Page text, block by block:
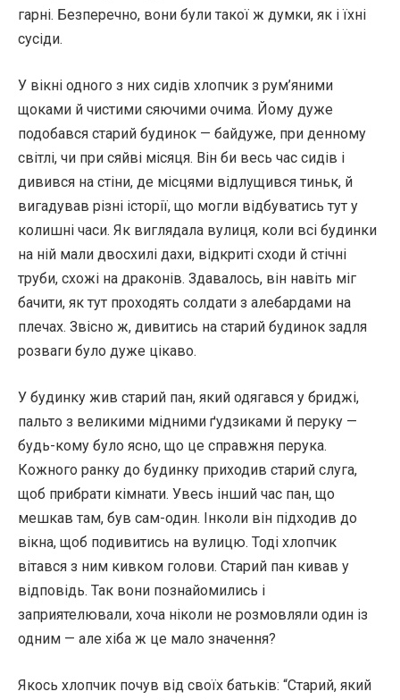
гарні. Безперечно, вони були такої ж думки, як і їхні
сусіди.
У вікні одного з них сидів хлопчик з рум’яними
щоками й чистими сяючими очима. Йому дуже
подобався старий будинок — байдуже, при денному
світлі, чи при сяйві місяця. Він би весь час сидів і
дивився на стіни, де місцями відлущився тиньк, й
вигадував різні історії, що могли відбуватись тут у
колишні часи. Як виглядала вулиця, коли всі будинки
на ній мали двосхилі дахи, відкриті сходи й стічні
труби, схожі на драконів. Здавалось, він навіть міг
бачити, як тут проходять солдати з алебардами на
плечах. Звісно ж, дивитись на старий будинок задля
розваги було дуже цікаво.
У будинку жив старий пан, який одягався у бриджі,
пальто з великими мідними ґудзиками й перуку —
будь-кому було ясно, що це справжня перука.
Кожного ранку до будинку приходив старий слуга,
щоб прибрати кімнати. Увесь інший час пан, що
мешкав там, був сам-один. Інколи він підходив до
вікна, щоб подивитись на вулицю. Тоді хлопчик
вітався з ним кивком голови. Старий пан кивав у
відповідь. Так вони познайомились і
заприятелювали, хоча ніколи не розмовляли один із
одним — але хіба ж це мало значення?
Якось хлопчик почув від своїх батьків: “Старий, який